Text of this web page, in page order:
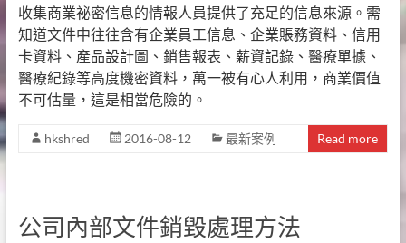
收集商業祕密信息的情報人員提供了充足的信息來源。需
知道文件中往往含有企業員工信息、企業賬務資料、信用
卡資料、產品設計圖、銷售報表、薪資記錄、醫療單據、
醫療紀錄等高度機密資料，萬一被有心人利用，商業價值
不可估量，這是相當危險的。
hkshred 2016-08-12 最新案例 Read more
公司內部文件銷毀處理方法